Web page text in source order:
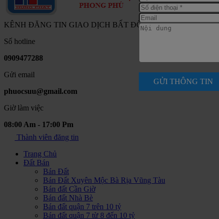
KÊNH ĐĂNG TIN GIAO DỊCH BẤT ĐỘNG SẢN NAM SÀI
Số hotline
0909477288
Gửi email
phuocsuu@gmail.com
Giờ làm việc
08:00 Am - 17:00 Pm
Thành viên đăng tin
Trang Chủ
Đất Bán
Bán Đất
Bán Đất Xuyên Mộc Bà Rịa Vũng Tàu
Bán đất Cần Giờ
Bán đất Nhà Bè
Bán đất quận 7 trên 10 tỷ
Bán đất quận 7 từ 8 đến 10 tỷ
GỬI THÔNG TIN